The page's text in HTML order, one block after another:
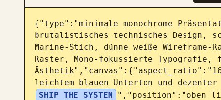
{"type":"minimale monochrome
brutalistisches technisches Design,
Marine-Stich, dünne weiße Wireframe-
Raster, Mono-fokussierte
leichtem blauen Unterton und
SHIP THE SYSTEM
","position":"oben